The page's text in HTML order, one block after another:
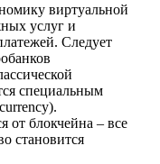
виртуальной
услуг и
Следует
специальным
от блокчейна – все
становится